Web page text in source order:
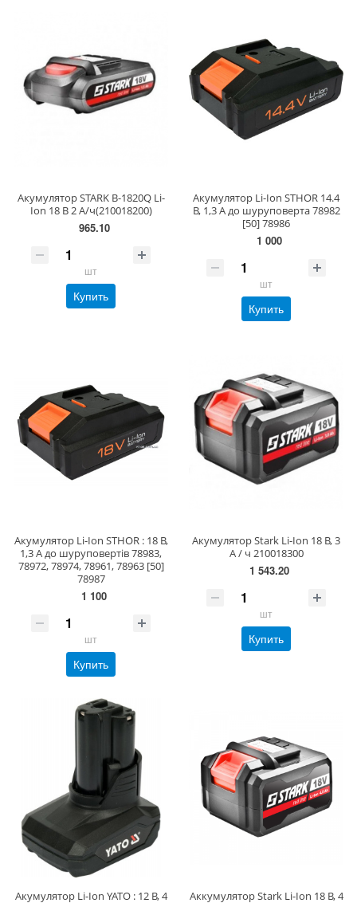
Акумулятор STARK B-1820Q Li-
Ion 18 В 2 А/ч(210018200)
965.10
шт
Купить
Акумулятор Li-Ion STHOR 14.4
В, 1,3 А до шуруповерта 78982
[50] 78986
1 000
шт
Купить
Акумулятор Li-Ion STHOR : 18 В,
1,3 А до шуруповертів 78983,
78972, 78974, 78961, 78963 [50]
78987
1 100
шт
Купить
Акумулятор Stark Li-Ion 18 B, 3
А / ч 210018300
1 543.20
шт
Купить
Акумулятор Li-Ion YATO : 12 В, 4
Аккумулятор Stark Li-Ion 18 В, 4